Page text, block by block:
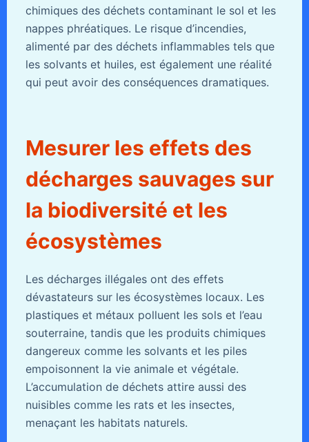
chimiques des déchets contaminant le sol et les
nappes phréatiques. Le risque d’incendies,
alimenté par des déchets inflammables tels que
les solvants et huiles, est également une réalité
qui peut avoir des conséquences dramatiques.
Mesurer les effets des
décharges sauvages sur
la biodiversité et les
écosystèmes
Les décharges illégales ont des effets
dévastateurs sur les écosystèmes locaux. Les
plastiques et métaux polluent les sols et l’eau
souterraine, tandis que les produits chimiques
dangereux comme les solvants et les piles
empoisonnent la vie animale et végétale.
L’accumulation de déchets attire aussi des
nuisibles comme les rats et les insectes,
menaçant les habitats naturels.